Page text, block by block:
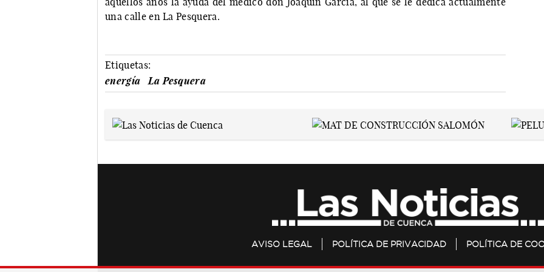
una calle en La Pesquera.
Etiquetas:
energía
La Pesquera
AVISO LEGAL POLÍTICA DE PRIVACIDAD POLÍTICA DE